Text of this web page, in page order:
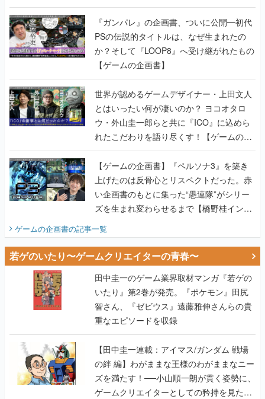
書】
『ガンパレ』の企画書、ついに公開━初代
PSの伝説的タイトルは、なぜ生まれたの
か？そして『LOOP8』へ受け継がれたもの
【ゲームの企画書】
世界が認めるゲームデザイナー・上田文人
とはいったい何が凄いのか？ ヨコオタロ
ウ・外山圭一郎らと共に『ICO』に込めら
れたこだわりを語り尽くす！【ゲームの企
画書】
【ゲームの企画書】『ペルソナ3』を築き
上げたのは反骨心とリスペクトだった。赤
い企画書のもとに集った“愚連隊”がシリー
ズを生まれ変わらせるまで【橋野桂インタ
ゲームの企画書の記事一覧
若ゲのいたり〜ゲームクリエイターの青春〜
田中圭一のゲーム業界取材マンガ『若ゲの
いたり』第2巻が発売。『ポケモン』田尻
智さん、『ゼビウス』遠藤雅伸さんらの貴
重なエピソードを収録
【田中圭一連載：アイマス/ガンダム 戦場
の絆 編】わがままな王様のわがままなニー
ズを満たす！──小山順一朗が貫く姿勢に、
ゲームクリエイターとしての矜持を見た